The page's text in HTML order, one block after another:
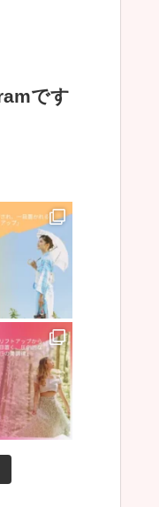
です